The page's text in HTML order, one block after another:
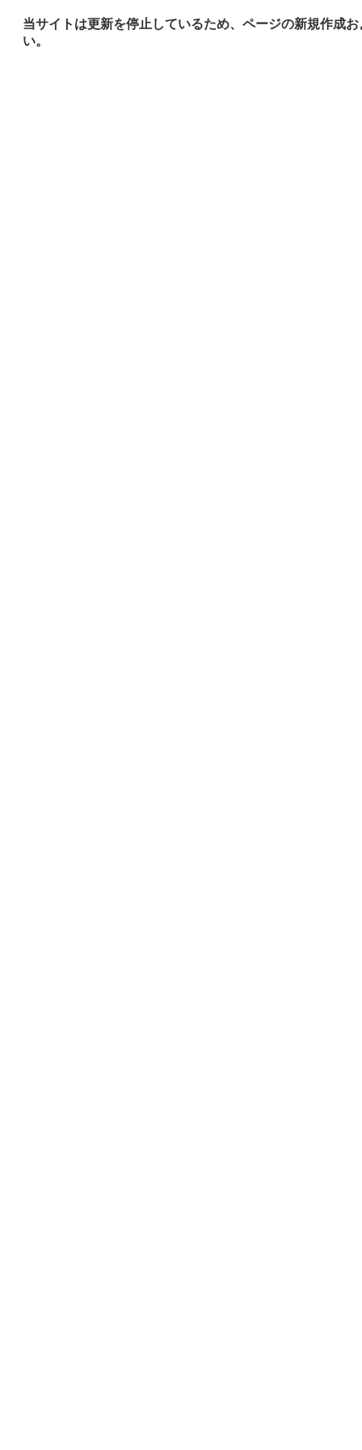
当サイトは更新を停止しているため、ページの新規作成
い。